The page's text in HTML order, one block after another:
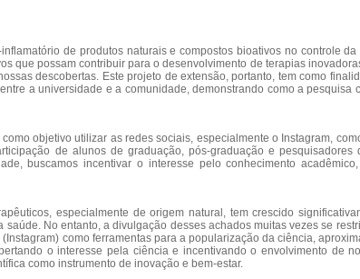
de produtos naturais e compostos bioativos no controle
possam contribuir para o desenvolvimento de terapias
descobertas. Este projeto de extensão, portanto, tem como
a universidade e a comunidade, demonstrando como a
objetivo utilizar as redes sociais, especialmente o Instagram,
de alunos de graduação, pós-graduação e pesquisadores
buscamos incentivar o interesse pelo conhecimento
especialmente de origem natural, tem crescido
No entanto, a divulgação desses achados muitas vezes se
como ferramentas para a popularização da ciência,
o interesse pela ciência e incentivando o envolvimento de
como instrumento de inovação e bem-estar.